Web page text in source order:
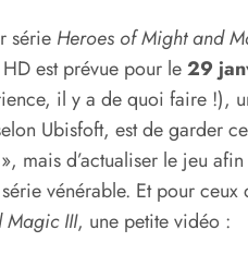
série Heroes of Might and
est prévue pour le29
il y a de quoi faire !),
Ubisfoft, est de garder
mais d’actualiser le jeu
vénérable. Et pour
Magic III, une petite vidéo :